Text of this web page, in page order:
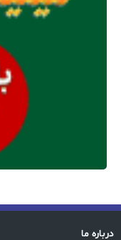
درباره ما